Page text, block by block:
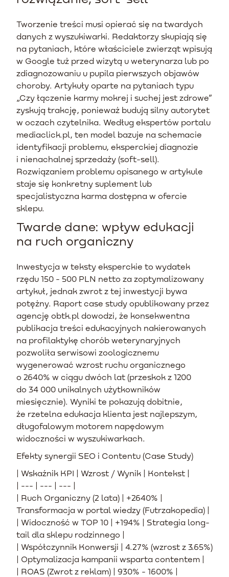
Tworzenie treści musi opierać się na twardych
danych z wyszukiwarki. Redaktorzy skupiają się
na pytaniach, które właściciele zwierząt wpisują
w Google tuż przed wizytą u weterynarza lub po
zdiagnozowaniu u pupila pierwszych objawów
choroby. Artykuły oparte na pytaniach typu
„Czy łączenie karmy mokrej i suchej jest zdrowe”
zyskują trakcję, ponieważ budują silny autorytet
w oczach czytelnika. Według ekspertów portalu
mediaclick.pl, ten model bazuje na schemacie
identyfikacji problemu, eksperckiej diagnozie
i nienachalnej sprzedaży (soft-sell).
Rozwiązaniem problemu opisanego w artykule
staje się konkretny suplement lub
specjalistyczna karma dostępna w ofercie
sklepu.
Twarde dane: wpływ edukacji
na ruch organiczny
Inwestycja w teksty eksperckie to wydatek
rzędu 150 - 500 PLN netto za zoptymalizowany
artykuł, jednak zwrot z tej inwestycji bywa
potężny. Raport case study opublikowany przez
agencję obtk.pl dowodzi, że konsekwentna
publikacja treści edukacyjnych nakierowanych
na profilaktykę chorób weterynaryjnych
pozwoliła serwisowi zoologicznemu
wygenerować wzrost ruchu organicznego
o 2640% w ciągu dwóch lat (przeskok z 1200
do 34 000 unikalnych użytkowników
miesięcznie). Wyniki te pokazują dobitnie,
że rzetelna edukacja klienta jest najlepszym,
długofalowym motorem napędowym
widoczności w wyszukiwarkach.
Efekty synergii SEO i Contentu (Case Study)
| Wskaźnik KPI | Wzrost / Wynik | Kontekst |
| --- | --- | --- |
| Ruch Organiczny (2 lata) | +2640% |
Transformacja w portal wiedzy (Futrzakopedia) |
| Widoczność w TOP 10 | +194% | Strategia long-
tail dla sklepu rodzinnego |
| Współczynnik Konwersji | 4.27% (wzrost z 3.65%)
| Optymalizacja kampanii wsparta contentem |
| ROAS (Zwrot z reklam) | 930% - 1600% |